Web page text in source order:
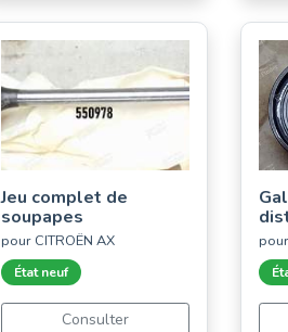
Jeu complet de
soupapes
pour CITROËN AX
État neuf
Consulter